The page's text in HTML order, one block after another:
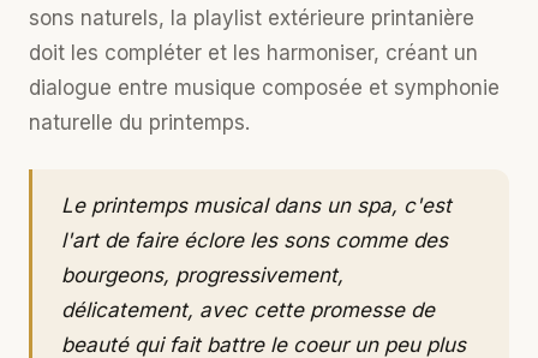
sons naturels, la playlist extérieure printanière
doit les compléter et les harmoniser, créant un
dialogue entre musique composée et symphonie
naturelle du printemps.
Le printemps musical dans un spa, c'est
l'art de faire éclore les sons comme des
bourgeons, progressivement,
délicatement, avec cette promesse de
beauté qui fait battre le coeur un peu plus